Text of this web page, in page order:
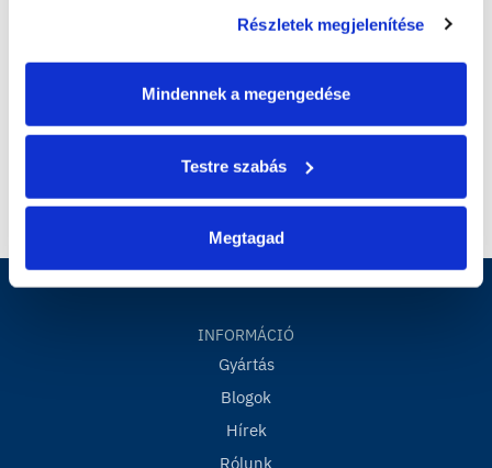
Részletek megjelenítése
Mindennek a megengedése
Testre szabás
Megtagad
INFORMÁCIÓ
Gyártás
Blogok
Hírek
Rólunk